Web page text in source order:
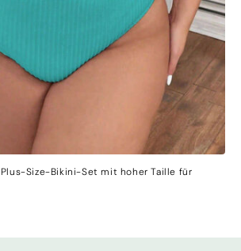
Size-Bikini-Set mit hoher Taille für